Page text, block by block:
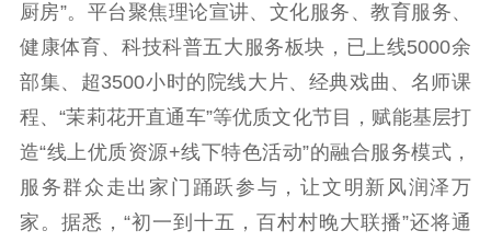
厨房”。平台聚焦理论宣讲、文化服务、教育服务、
健康体育、科技科普五大服务板块，已上线5000余
部集、超3500小时的院线大片、经典戏曲、名师课
程、“茉莉花开直通车”等优质文化节目，赋能基层打
造“线上优质资源+线下特色活动”的融合服务模式，
服务群众走出家门踊跃参与，让文明新风润泽万
家。据悉，“初一到十五，百村村晚大联播”还将通